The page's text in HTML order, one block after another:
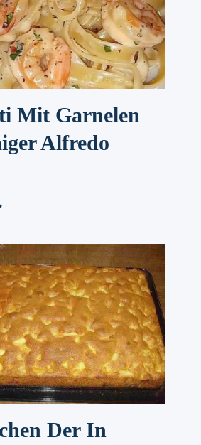
Mit Garnelen
Alfredo
Der In